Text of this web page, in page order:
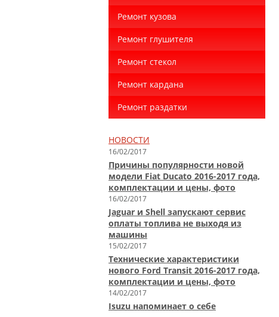
Ремонт кузова
Ремонт глушителя
Ремонт стекол
Ремонт кардана
Ремонт раздатки
НОВОСТИ
16/02/2017
Причины популярности новой
модели Fiat Ducato 2016-2017 года,
комплектации и цены, фото
16/02/2017
Jaguar и Shell запускают сервис
оплаты топлива не выходя из
машины
15/02/2017
Технические характеристики
нового Ford Transit 2016-2017 года,
комплектации и цены, фото
14/02/2017
Isuzu напоминает о себе